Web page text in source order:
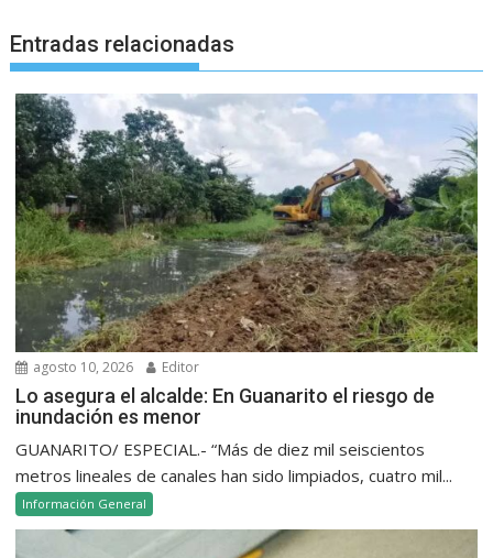
Entradas relacionadas
agosto 10, 2026 Editor
Lo asegura el alcalde: En Guanarito el riesgo de
inundación es menor
GUANARITO/ ESPECIAL.- “Más de diez mil seiscientos
metros lineales de canales han sido limpiados, cuatro mil...
Información General